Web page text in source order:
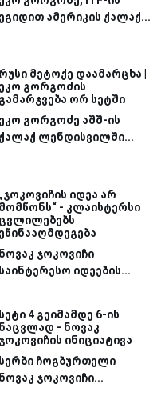
ეგიდით ამერიკის ქალაქ...
რუსი მეტოქე დაამარცხა |
ეკო გორგოძის
გამარჯვება ორ სეტში
ეკო გორგოძე აშშ-ის
ქალაქ ლენდისვილში...
„ჯოკოვიჩის იდეა არ
მომწონს“ - კლაისტერსი
ცვლილებებს
ეწინააღმდეგება
ნოვაკ ჯოკოვიჩი
საინტერესო იდეების...
სეტი 4 გეიმამდე 6-ის
ნაცვლად - ნოვაკ
ჯოკოვიჩის ინიციატივა
სერბი ჩოგბურთელი
ნოვაკ ჯოკოვიჩი...